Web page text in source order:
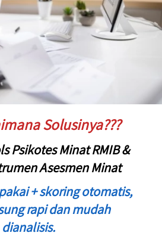
Solusinya???
Psikotes Minat RMIB &
Asesmen Minat
+ skoring otomatis,
rapi dan mudah
dianalisis.